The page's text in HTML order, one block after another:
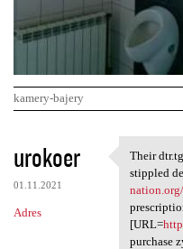
kamery-bajery
K
o
m
e
urokoer
01.11.2021
Adres
Their
Their
stippled
[URL=
purchase